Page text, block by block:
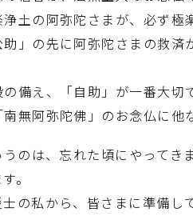
土の阿弥陀さまが、必ず極
」の先に阿弥陀さまの救
備え、「自助」が一番大切
無阿弥陀佛」のお念仏に他
うのは、忘れた頃にやって
。
の私から、皆さまに準備し